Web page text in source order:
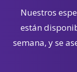
Nuestros
están
semana, y se